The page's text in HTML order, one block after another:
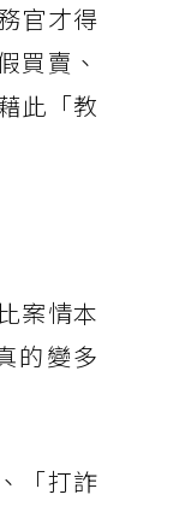
官才得
買賣、
此「教
案情本
的變多
「打詐